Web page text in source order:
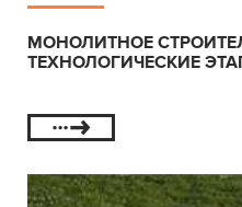
МОНОЛИТНОЕ
ТЕХНОЛОГИЧЕСКИЕ